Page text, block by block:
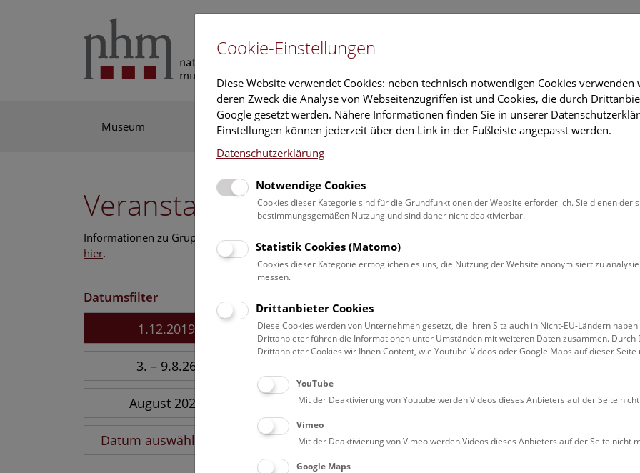
Museum Ausstellung Forschung Führungen & Aktivitäten Deck 50
Veranstaltungskalender
Informationen zu Gruppen,- Kindergarten- und Schulprogrammen finden Sie
hier.
Datumsfilter
1.12.2019
3. – 9.8.26
August 2026
Datum auswählen
Erwachsene (0)
Familien (0)
Führungen &
Kulinarik &
Cookie-Einstellungen
Diese Website verwendet Cookies: neben technisch notwendigen Cookies verwenden
deren Zweck die Analyse von Webseitenzugriffen ist und Cookies, die durch
Google gesetzt werden. Nähere Informationen finden Sie in unserer
Einstellungen können jederzeit über den Link in der Fußleiste angepasst werden.
Datenschutzerklärung
Notwendige Cookies
Cookies dieser Kategorie sind für die Grundfunktionen der Website erforderlich. Sie dienen der
bestimmungsgemäßen Nutzung und sind daher nicht deaktivierbar.
Statistik Cookies (Matomo)
Cookies dieser Kategorie ermöglichen es uns, die Nutzung der Website anonymisiert zu
messen.
Drittanbieter Cookies
Diese Cookies werden von Unternehmen gesetzt, die ihren Sitz auch in Nicht-EU-Ländern haben
Drittanbieter führen die Informationen unter Umständen mit weiteren Daten zusammen. Durch
Drittanbieter Cookies wir Ihnen Content, wie Youtube-Videos oder Google Maps auf dieser
YouTube
Mit der Deaktivierung von Youtube werden Videos dieses Anbieters auf der Seite
Vimeo
Mit der Deaktivierung von Vimeo werden Videos dieses Anbieters auf der Seite nicht
Google Maps